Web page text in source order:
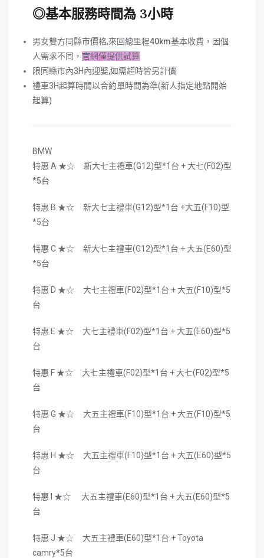
◎基本服務時間為 3小時
男女雙方同縣市價格,來回總里程40km基本收費，因個
人需求不同， 官網僅提供試算
限同縣市內3H內迎娶,如需超時皆另計價
禮車3H起算時間以合約單時間為準(新人指定地點開始
起算)
BMW
特惠 A ★☆ 新大七主禮車(G12)型*1台 + 大七(F02)型
*5台
特惠 B ★☆ 新大七主禮車(G12)型*1台 +大五(F10)型
*5台
特惠 C ★☆ 新大七主禮車(G12)型*1台 + 大五(E60)型
*5台
特惠 D ★☆ 大七主禮車(F02)型*1台 + 大五(F10)型*5
台
特惠 E ★☆ 大七主禮車(F02)型*1台 + 大五(E60)型*5
台
特惠 F ★☆ 大七主禮車(F02)型*1台 + 大七(F02)型*5
台
特惠 G ★☆ 大五主禮車(F10)型*1台 + 大五(F10)型*5
台
特惠 H ★☆ 大五主禮車(F10)型*1台 + 大五(E60)型*5
台
特惠 I ★☆ 大五主禮車(E60)型*1台 + 大五(E60)型*5
台
特惠 J ★☆ 大五主禮車(E60)型*1台 + Toyota
camry*5台